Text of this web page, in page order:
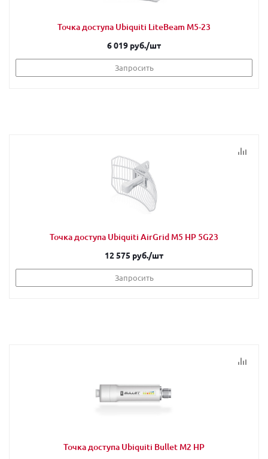
Точка доступа Ubiquiti LiteBeam M5-23
6 019 руб./шт
Запросить
Точка доступа Ubiquiti AirGrid M5 HP 5G23
12 575 руб./шт
Запросить
Точка доступа Ubiquiti Bullet M2 HP